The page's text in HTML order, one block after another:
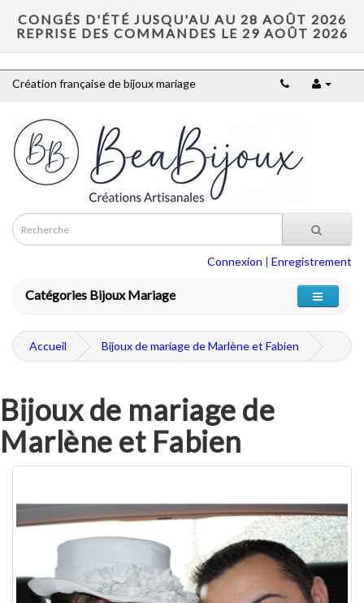
CONGÉS D'ÉTÉ JUSQU'AU AU 28 AOÛT 2026
REPRISE DES COMMANDES LE 29 AOÛT 2026
Création française de bijoux mariage
Connexion | Enregistrement
Catégories Bijoux Mariage
Accueil Bijoux de mariage de Marlène et Fabien
Bijoux de mariage de
Marlène et Fabien